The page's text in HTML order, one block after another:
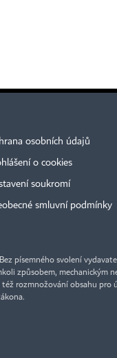
osobních údajů
o cookies
soukromí
smluvní podmínky
písemného svolení
způsobem, mechanickým
též rozmnožování obsahu